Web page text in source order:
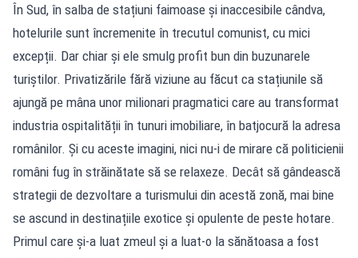
În Sud, în salba de stațiuni faimoase și inaccesibile cândva,
hotelurile sunt încremenite în trecutul comunist, cu mici
excepții. Dar chiar și ele smulg profit bun din buzunarele
turiștilor. Privatizările fără viziune au făcut ca stațiunile să
ajungă pe mâna unor milionari pragmatici care au transformat
industria ospitalității în tunuri imobiliare, în batjocură la adresa
românilor. Și cu aceste imagini, nici nu-i de mirare că politicienii
români fug în străinătate să se relaxeze. Decât să gândească
strategii de dezvoltare a turismului din acestă zonă, mai bine
se ascund in destinațiile exotice și opulente de peste hotare.
Primul care și-a luat zmeul și a luat-o la sănătoasa a fost